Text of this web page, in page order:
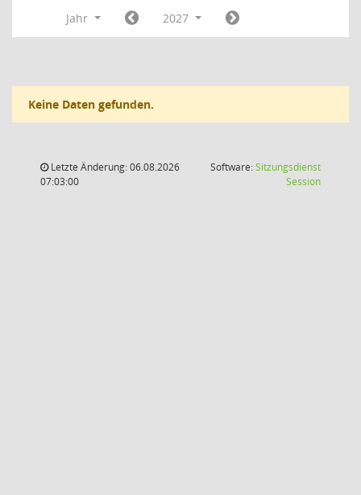
Jahr 2027
Keine Daten gefunden.
Letzte Änderung: 06.08.2026
07:03:00
Software:Sitzungsdienst
Session(Wird in